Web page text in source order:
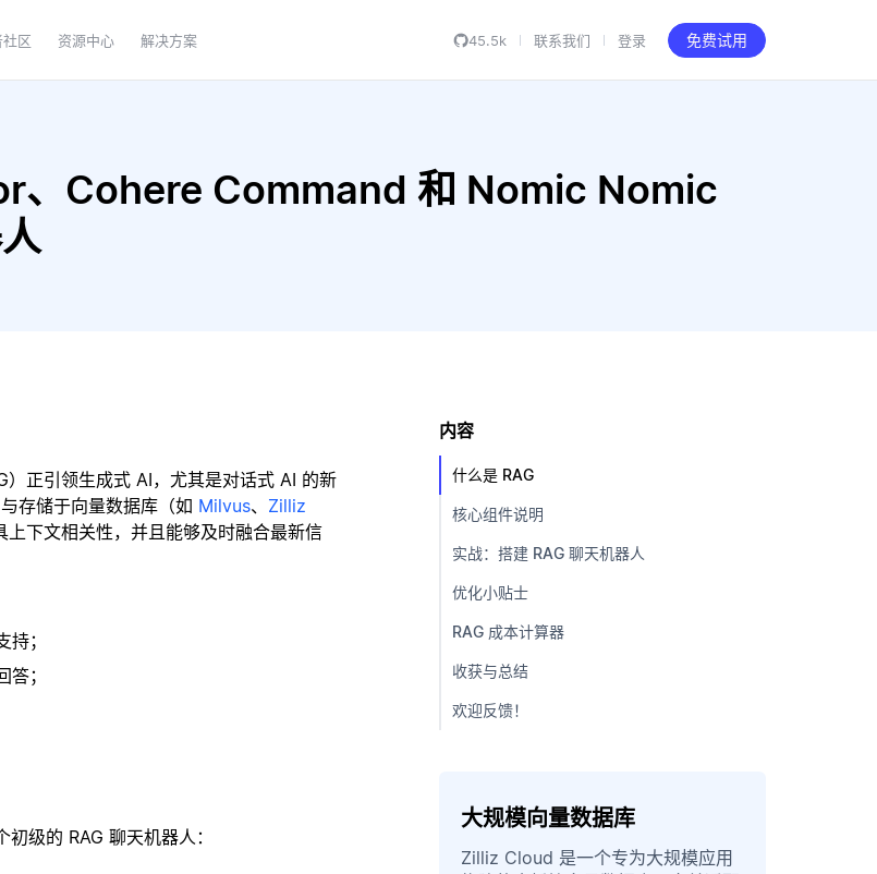
区 资源中心 解决方案 45.5k 联系我们 登录 免费试用
、Cohere Command 和 Nomic Nomic
正引领生成式 AI，尤其是对话式 AI 的新
存储于向量数据库（如 Milvus、 Zilliz
下文相关性，并且能够及时融合最新信
；
；
级的 RAG 聊天机器人：
内容
什么是 RAG
核心组件说明
实战：搭建 RAG 聊天机器人
优化小贴士
RAG 成本计算器
收获与总结
欢迎反馈！
大规模向量数据库
Zilliz Cloud 是一个专为大规模应用